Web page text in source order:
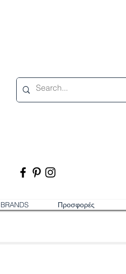
BRANDS Προσφορές